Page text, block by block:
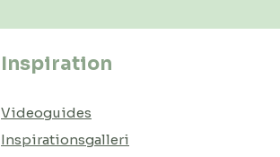
Inspiration
Videoguides
Inspirationsgalleri